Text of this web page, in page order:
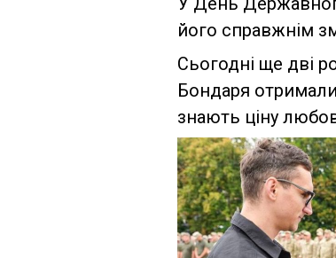
його справжнім
Сьогодні ще дві
Бондаря отримали
знають ціну